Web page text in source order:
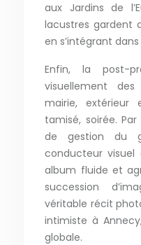
aux Jardins de
lacustres gardent
en s’intégrant
Enfin, la post-
visuellement
mairie, extérieur
tamisé, soirée.
de gestion du
conducteur
album fluide et
succession
véritable récit
intimiste à
globale.